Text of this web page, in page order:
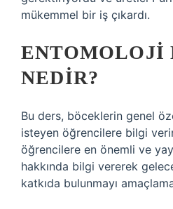
mükemmel bir iş çıkardı.
ENTOMOLOJI
NEDIR?
Bu ders, böceklerin genel
isteyen öğrencilere bilgi
öğrencilere en önemli ve
hakkında bilgi vererek
katkıda bulunmayı